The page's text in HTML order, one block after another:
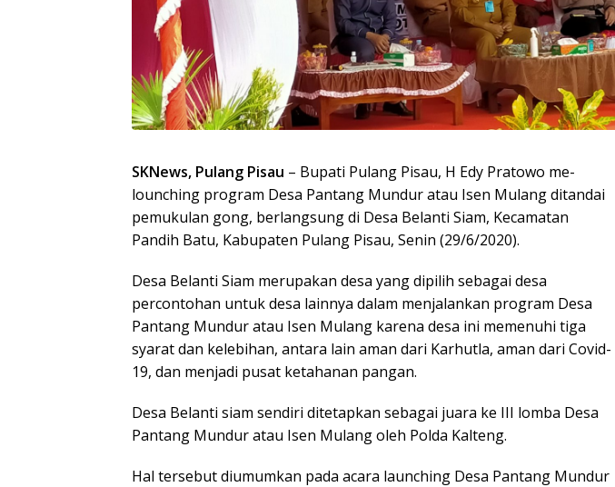
SKNews, Pulang Pisau – Bupati Pulang Pisau, H Edy Pratowo me-
lounching program Desa Pantang Mundur atau Isen Mulang ditandai
pemukulan gong, berlangsung di Desa Belanti Siam, Kecamatan
Pandih Batu, Kabupaten Pulang Pisau, Senin (29/6/2020).
Desa Belanti Siam merupakan desa yang dipilih sebagai desa
percontohan untuk desa lainnya dalam menjalankan program Desa
Pantang Mundur atau Isen Mulang karena desa ini memenuhi tiga
syarat dan kelebihan, antara lain aman dari Karhutla, aman dari Covid-
19, dan menjadi pusat ketahanan pangan.
Desa Belanti siam sendiri ditetapkan sebagai juara ke III lomba Desa
Pantang Mundur atau Isen Mulang oleh Polda Kalteng.
Hal tersebut diumumkan pada acara launching Desa Pantang Mundur